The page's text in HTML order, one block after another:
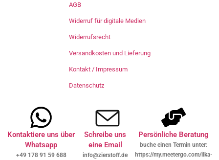
AGB
Widerruf für digitale Medien
Widerrufsrecht
Versandkosten und Lieferung
Kontakt / Impressum
Datenschutz
Kontaktiere uns über
Whatsapp
+49 178 91 59 688
Schreibe uns
eine Email
info@zierstoff.de
Persönliche Beratung
buche einen Termin unter:
https://my.meetergo.com/ilka-